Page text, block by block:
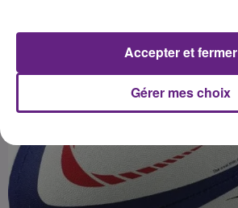
Gérer mes choix
Accepter et fermer